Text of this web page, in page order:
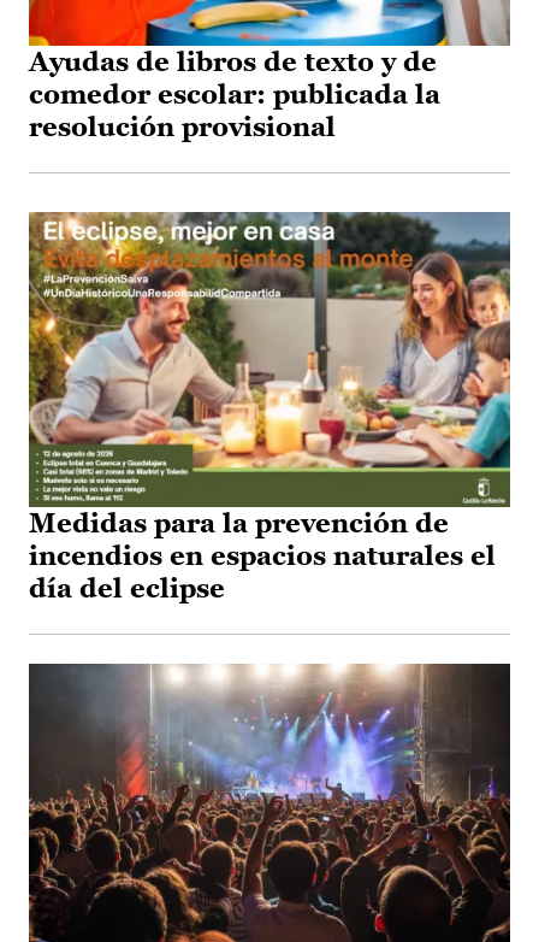
Ayudas de libros de texto y de
comedor escolar: publicada la
resolución provisional
Medidas para la prevención de
incendios en espacios naturales el
día del eclipse